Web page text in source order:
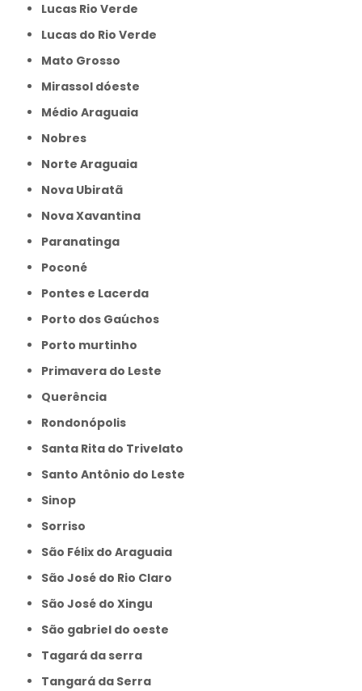
Lucas Rio Verde
Lucas do Rio Verde
Mato Grosso
Mirassol dóeste
Médio Araguaia
Nobres
Norte Araguaia
Nova Ubiratã
Nova Xavantina
Paranatinga
Poconé
Pontes e Lacerda
Porto dos Gaúchos
Porto murtinho
Primavera do Leste
Querência
Rondonópolis
Santa Rita do Trivelato
Santo Antônio do Leste
Sinop
Sorriso
São Félix do Araguaia
São José do Rio Claro
São José do Xingu
São gabriel do oeste
Tagará da serra
Tangará da Serra